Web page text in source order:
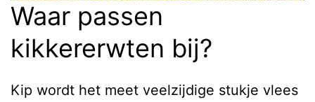
Waar passen
kikkererwten bij?
Kip wordt het meet veelzijdige stukje vlees